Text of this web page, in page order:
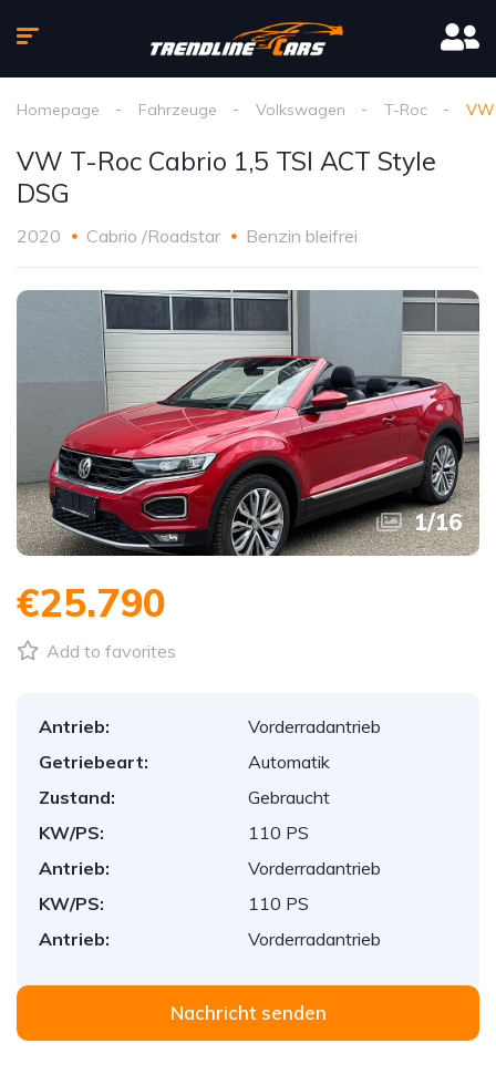
Homepage Fahrzeuge Volkswagen T-Roc VW
VW T-Roc Cabrio 1,5 TSI ACT Style
DSG
2020 Cabrio /Roadstar Benzin bleifrei
1/16
€25.790
Add to favorites
Antrieb:
Vorderradantrieb
Getriebeart:
Automatik
Zustand:
Gebraucht
KW/PS:
110 PS
Antrieb:
Vorderradantrieb
KW/PS:
110 PS
Antrieb:
Vorderradantrieb
Nachricht senden